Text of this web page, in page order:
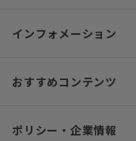
インフォメーション
おすすめコンテンツ
ポリシー・企業情報